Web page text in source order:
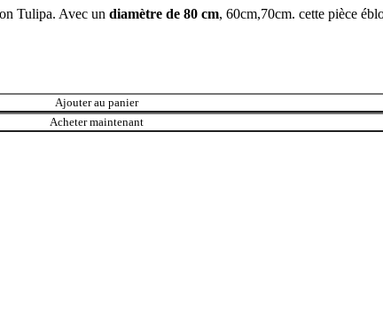
Tulipa. Avec un diamètre de 80 cm, 60cm,70cm. cette pièce
Ajouter au panier
Acheter maintenant